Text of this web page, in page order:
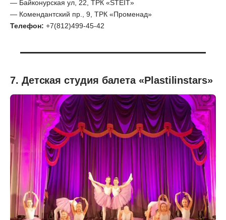
— Байконурская ул, 22, ТРК «STEIT»
— Комендантский пр., 9, ТРК «Променад»
Телефон: +7(812)499-45-42
7. Детская студия балета «Plastilinstars»